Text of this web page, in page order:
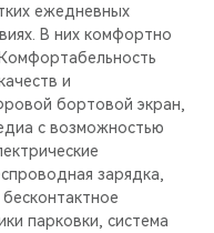
ежедневных
В них комфортно
и
бортовой экран,
с возможностью
зарядка,
парковки, система